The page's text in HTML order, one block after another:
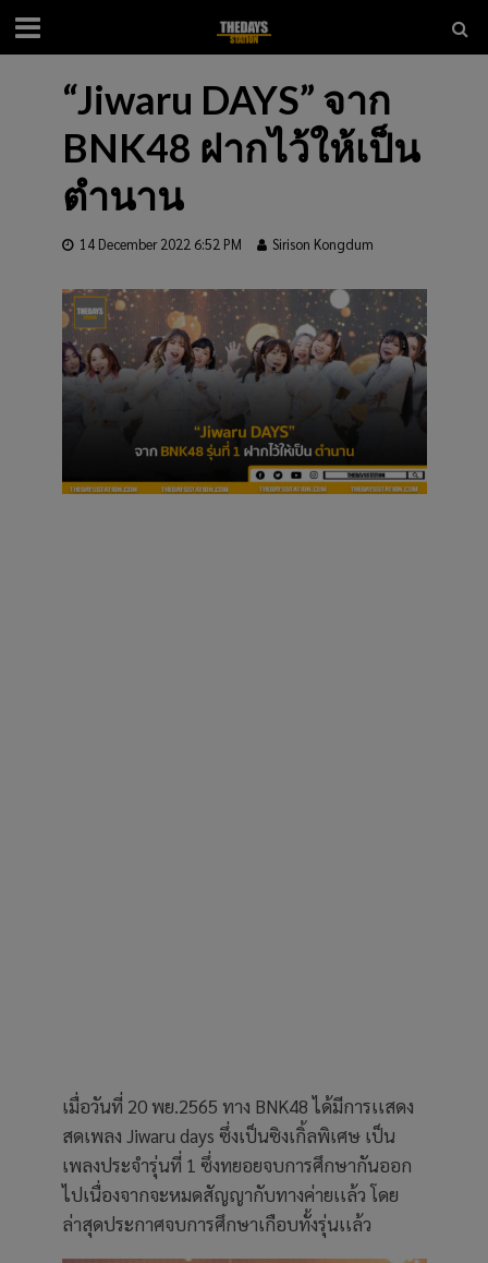
“Jiwaru DAYS” จาก
BNK48 ฝากไว้ให้เป็น
ตำนาน
14 December 2022 6:52 PM Sirison Kongdum
เมื่อวันที่ 20 พย.2565 ทาง BNK48 ได้มีการเเสดง
สดเพลง Jiwaru days ซึ่งเป็นซิงเกิ้ลพิเศษ เป็น
เพลงประจำรุ่นที่ 1 ซึ่งทยอยจบการศึกษากันออก
ไปเนื่องจากจะหมดสัญญากับทางค่ายเเล้ว โดย
ล่าสุดประกาศจบการศึกษาเกือบทั้งรุ่นเเล้ว